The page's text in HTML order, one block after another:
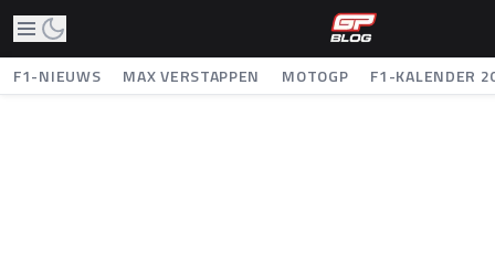
F1-NIEUWS MAX VERSTAPPEN MOTOGP F1-KALENDER